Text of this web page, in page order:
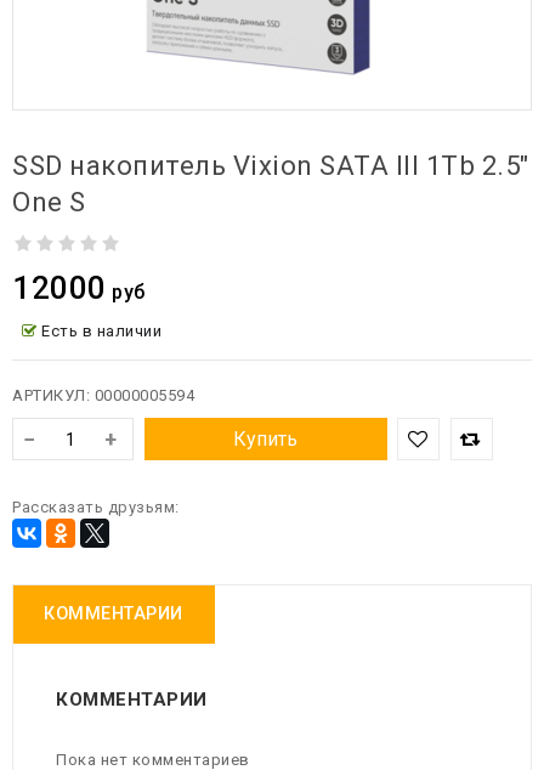
SSD накопитель Vixion SATA III 1Tb 2.5"
One S
12000 руб
Есть в наличии
АРТИКУЛ: 00000005594
− + Купить
Рассказать друзьям:
КОММЕНТАРИИ
КОММЕНТАРИИ
Пока нет комментариев